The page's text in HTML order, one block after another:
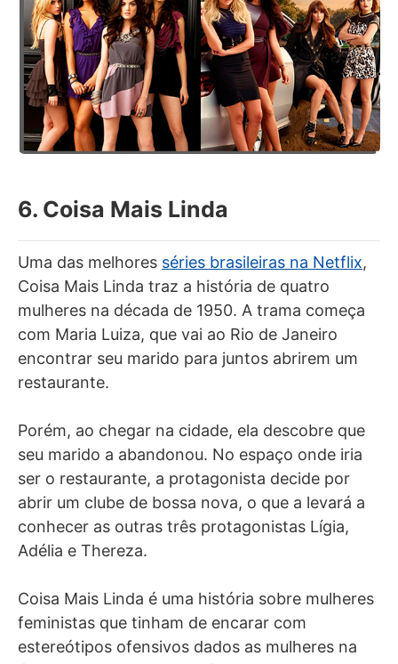
6. Coisa Mais Linda
Uma das melhores séries brasileiras na Netflix,
Coisa Mais Linda traz a história de quatro
mulheres na década de 1950. A trama começa
com Maria Luiza, que vai ao Rio de Janeiro
encontrar seu marido para juntos abrirem um
restaurante.
Porém, ao chegar na cidade, ela descobre que
seu marido a abandonou. No espaço onde iria
ser o restaurante, a protagonista decide por
abrir um clube de bossa nova, o que a levará a
conhecer as outras três protagonistas Lígia,
Adélia e Thereza.
Coisa Mais Linda é uma história sobre mulheres
feministas que tinham de encarar com
estereótipos ofensivos dados as mulheres na